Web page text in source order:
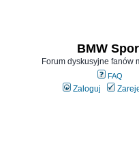
BMW
Forum dyskusyjne fanów
FAQ
Zaloguj